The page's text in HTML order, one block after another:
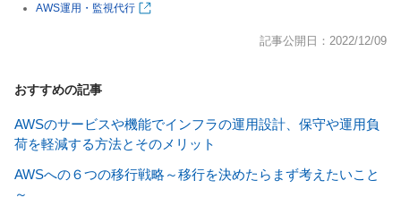
AWS運用・監視代行
記事公開日：2022/12/09
おすすめの記事
AWSのサービスや機能でインフラの運用設計、保守や運用負
荷を軽減する方法とそのメリット
AWSへの６つの移行戦略～移行を決めたらまず考えたいこと
～